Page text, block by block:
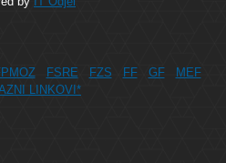
FSRE FZS FF GF
MEF
LINKOVI*